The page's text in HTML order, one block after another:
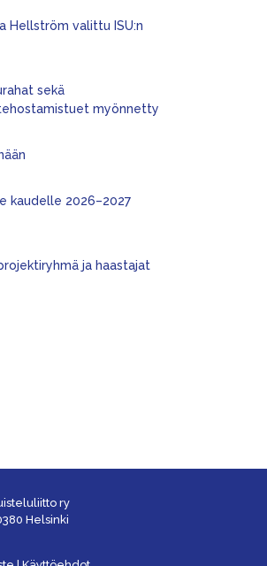
Hellström valittu ISU:n
sekä
myönnetty
kaudelle 2026–2027
ja haastajat
ry
Helsinki